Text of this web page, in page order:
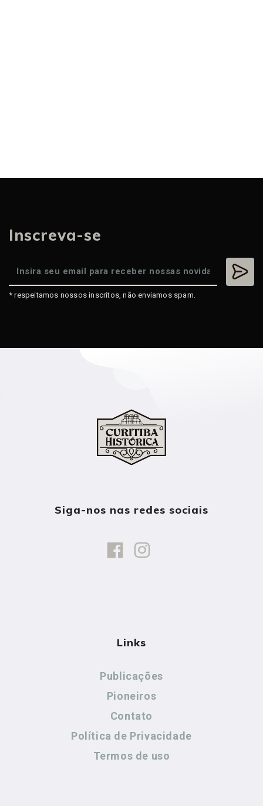
Inscreva-se
* respeitamos nossos inscritos, não enviamos spam.
Siga-nos nas redes sociais
Links
Publicações
Pioneiros
Contato
Política de Privacidade
Termos de uso